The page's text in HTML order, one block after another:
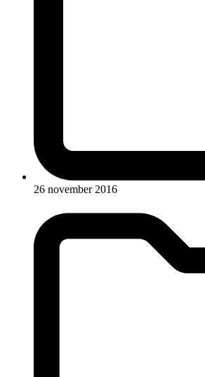
26 november 2016